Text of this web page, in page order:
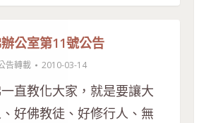
公室第11號公告
告轉載 2010-03-14
直教化大家，就是要讓大
好佛教徒、好修行人、無